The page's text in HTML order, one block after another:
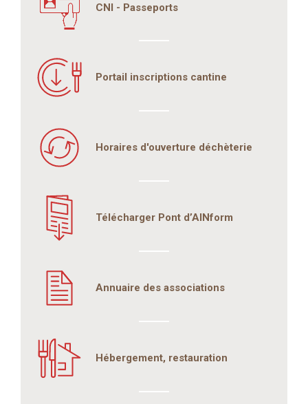
CNI - Passeports
Portail inscriptions cantine
Horaires d'ouverture déchèterie
Télécharger Pont d’AINform
Annuaire des associations
Hébergement, restauration